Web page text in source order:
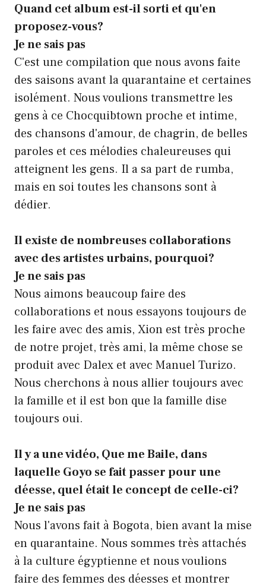
Quand cet album est-il sorti et qu'en
proposez-vous?
Je ne sais pas
C'est une compilation que nous avons faite
des saisons avant la quarantaine et certaines
isolément. Nous voulions transmettre les
gens à ce Chocquibtown proche et intime,
des chansons d'amour, de chagrin, de belles
paroles et ces mélodies chaleureuses qui
atteignent les gens. Il a sa part de rumba,
mais en soi toutes les chansons sont à
dédier.
Il existe de nombreuses collaborations
avec des artistes urbains, pourquoi?
Je ne sais pas
Nous aimons beaucoup faire des
collaborations et nous essayons toujours de
les faire avec des amis, Xion est très proche
de notre projet, très ami, la même chose se
produit avec Dalex et avec Manuel Turizo.
Nous cherchons à nous allier toujours avec
la famille et il est bon que la famille dise
toujours oui.
Il y a une vidéo, Que me Baile, dans
laquelle Goyo se fait passer pour une
déesse, quel était le concept de celle-ci?
Je ne sais pas
Nous l'avons fait à Bogota, bien avant la mise
en quarantaine. Nous sommes très attachés
à la culture égyptienne et nous voulions
faire des femmes des déesses et montrer